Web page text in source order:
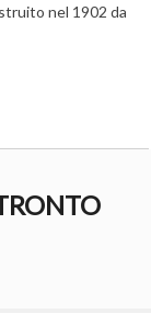
nel 1902 da